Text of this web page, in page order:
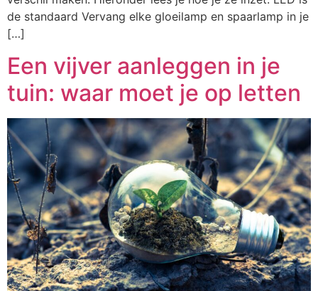
de standaard Vervang elke gloeilamp en spaarlamp in je
[…]
Een vijver aanleggen in je
tuin: waar moet je op letten